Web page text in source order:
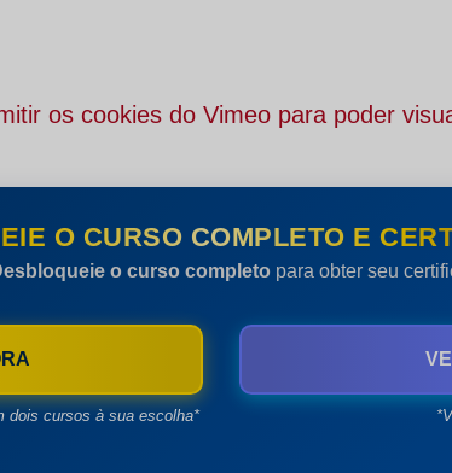
os cookies do Vimeo para poder
O CURSO COMPLETO E
o curso completopara obter seu
dois cursos à sua escolha*